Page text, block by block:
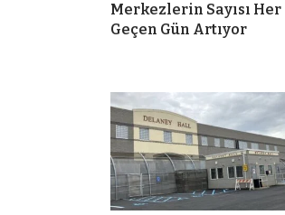
Merkezlerin Sayısı Her
Geçen Gün Artıyor